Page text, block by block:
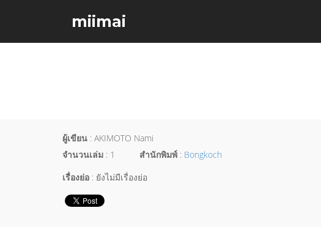
miimai
ผู้เขียน : AKIMOTO Nami
จำนวนเล่ม : 1 สำนักพิมพ์ : Bongkoch
เรื่องย่อ : ยังไม่มีเรื่องย่อ